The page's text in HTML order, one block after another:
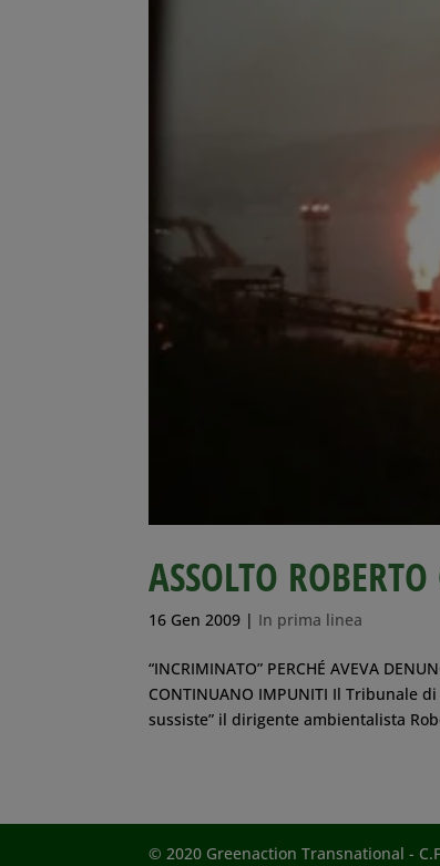
ASSOLTO
16 Gen 2009 | In prima linea
“INCRIMINATO” PERCHÉ AVEVA
CONTINUANO IMPUNITI Il Tribunale
sussiste” il dirigente ambientalista
© 2020 Greenaction Transnational -